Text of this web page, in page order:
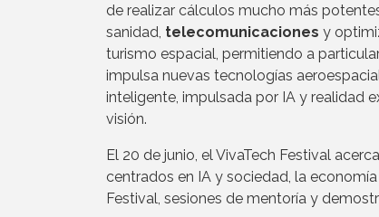
de realizar cálculos mucho más
sanidad, telecomunicaciones y
turismo espacial, permitiendo a
impulsa nuevas tecnologías
inteligente, impulsada por IA y realidad
visión.
El 20 de junio, el VivaTech Festival
centrados en IA y sociedad, la
Festival, sesiones de mentoría y